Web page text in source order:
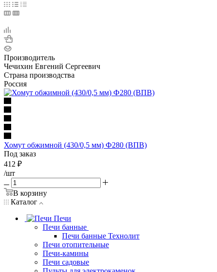
Производитель
Чечихин Евгений Сергеевич
Страна производства
Россия
Хомут обжимной (430/0,5 мм) Ф280 (ВПВ)
Под заказ
412 ₽
/шт
В корзину
Каталог
Печи
Печи банные
Печи банные Технолит
Печи отопительные
Печи-камины
Печи садовые